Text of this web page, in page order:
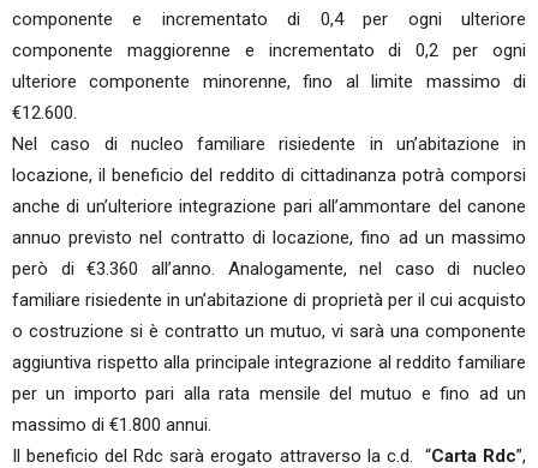
componente e incrementato di 0,4 per ogni ulteriore
componente maggiorenne e incrementato di 0,2 per ogni
ulteriore componente minorenne, fino al limite massimo di
€12.600.
Nel caso di nucleo familiare risiedente in un’abitazione in
locazione, il beneficio del reddito di cittadinanza potrà comporsi
anche di un’ulteriore integrazione pari all’ammontare del canone
annuo previsto nel contratto di locazione, fino ad un massimo
però di €3.360 all’anno. Analogamente, nel caso di nucleo
familiare risiedente in un’abitazione di proprietà per il cui acquisto
o costruzione si è contratto un mutuo, vi sarà una componente
aggiuntiva rispetto alla principale integrazione al reddito familiare
per un importo pari alla rata mensile del mutuo e fino ad un
massimo di €1.800 annui.
Il beneficio del Rdc sarà erogato attraverso la c.d. “Carta Rdc”,